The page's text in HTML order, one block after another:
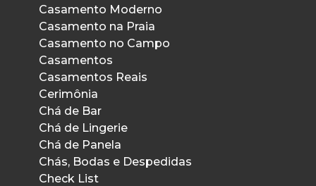
Casamento Moderno
Casamento na Praia
Casamento no Campo
Casamentos
Casamentos Reais
Cerimônia
Chá de Bar
Chá de Lingerie
Chá de Panela
Chás, Bodas e Despedidas
Check List